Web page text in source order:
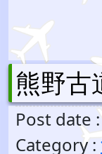
熊野古
Post date
Category :